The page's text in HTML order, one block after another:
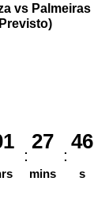
vs Palmeiras
27
mins
46
s